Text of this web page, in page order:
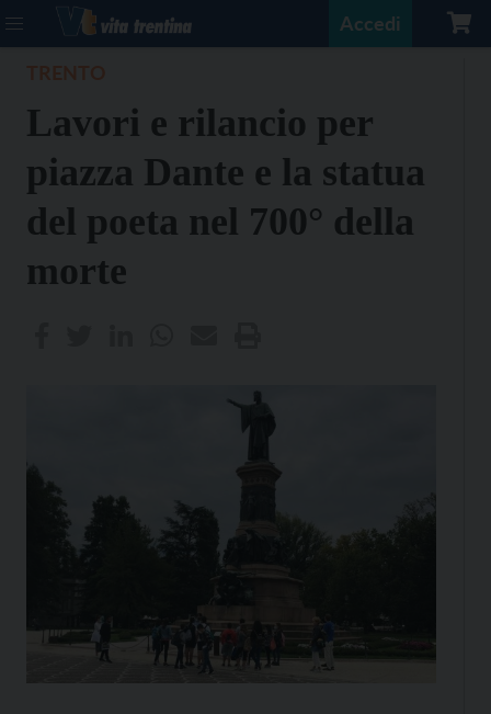
Accedi
Lavori e rilancio per
piazza Dante e la statua
del poeta nel 700° della
morte